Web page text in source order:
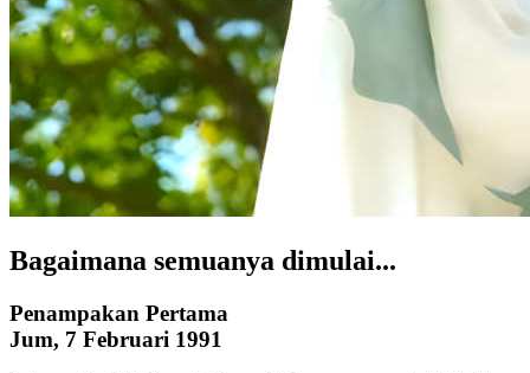
Bagaimana semuanya dimulai...
Penampakan Pertama
Jum, 7 Februari 1991